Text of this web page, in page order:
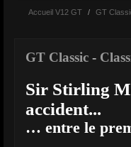
Accueil V12 GT / GT
GT Classic -
Sir Stirling
accident...
… entre le